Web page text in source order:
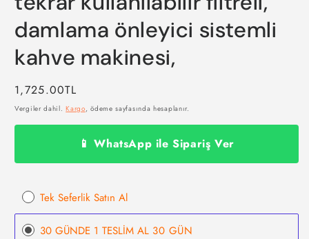
damlama önleyici sistemli
kahve makinesi,
Normal
fiyat
1,725.00TL
Vergiler dahil.Kargo, ödeme sayfasında hesaplanır.
📱 WhatsApp ile Sipariş Ver
Tek Seferlik Satın Al
30 GÜNDE 1 TESLİM AL 30 GÜN